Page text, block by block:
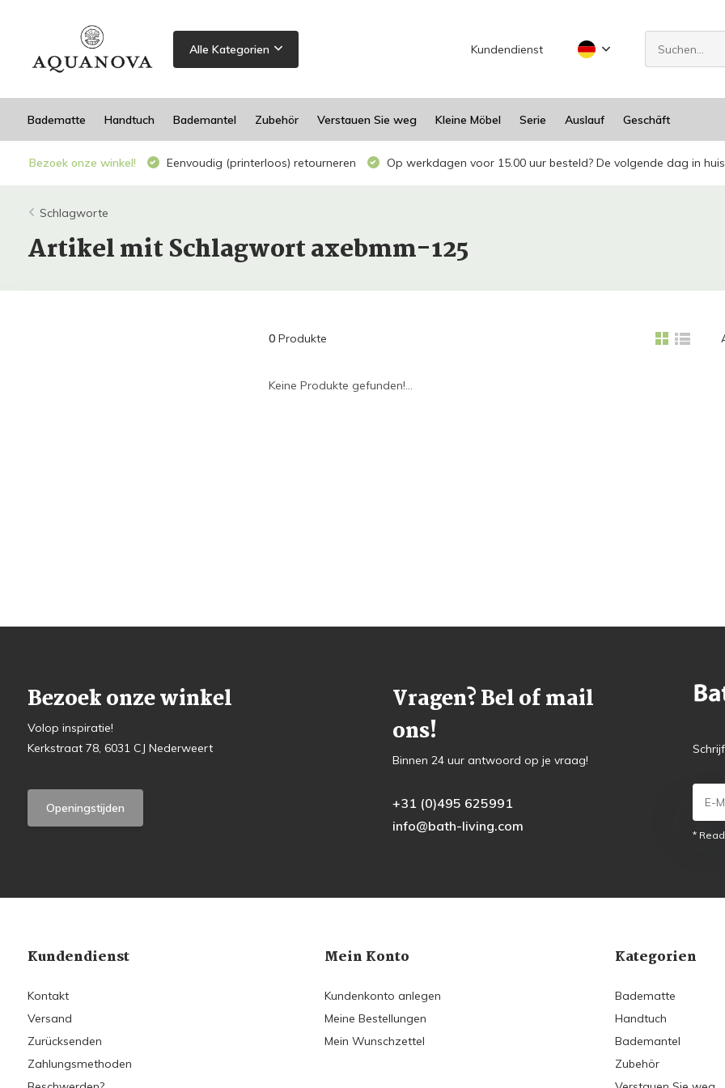
Alle Kategorien Kundendienst
Badematte Handtuch Bademantel Zubehör Verstauen Sie weg Kleine Möbel Serie Auslauf Geschäft
Bezoek onze winkel! Eenvoudig (printerloos) retourneren Op werkdagen voor 15.00 uur besteld? De volgende dag in
Schlagworte
Artikel mit Schlagwort axebmm-125
0Produkte
Keine Produkte gefunden!...
Bezoek onze winkel
Volop inspiratie!
Kerkstraat 78, 6031 CJ Nederweert
Openingstijden
Vragen? Bel of mail
ons!
Binnen 24 uur antwoord op je vraag!
+31 (0)495 625991
info@bath-living.com
*
Kundendienst
Kontakt
Versand
Zurücksenden
Zahlungsmethoden
Mein Konto
Kundenkonto anlegen
Meine Bestellungen
Mein Wunschzettel
Kategorien
Badematte
Handtuch
Bademantel
Zubehör